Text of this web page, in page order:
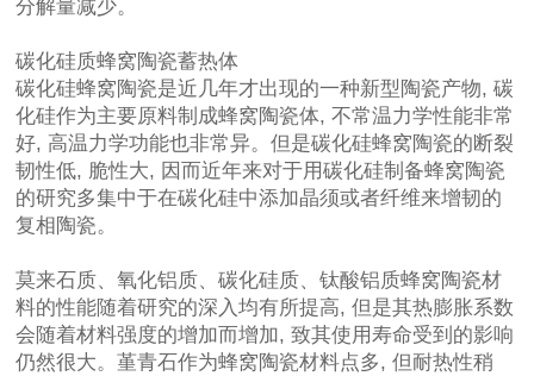
分解量减少。
碳化硅质蜂窝陶瓷蓄热体
碳化硅蜂窝陶瓷是近几年才出现的一种新型陶瓷产物, 碳
化硅作为主要原料制成蜂窝陶瓷体, 不常温力学性能非常
好, 高温力学功能也非常异。但是碳化硅蜂窝陶瓷的断裂
韧性低, 脆性大, 因而近年来对于用碳化硅制备蜂窝陶瓷
的研究多集中于在碳化硅中添加晶须或者纤维来增韧的
复相陶瓷。
莫来石质、氧化铝质、碳化硅质、钛酸铝质蜂窝陶瓷材
料的性能随着研究的深入均有所提高, 但是其热膨胀系数
会随着材料强度的增加而增加, 致其使用寿命受到的影响
仍然很大。堇青石作为蜂窝陶瓷材料点多, 但耐热性稍